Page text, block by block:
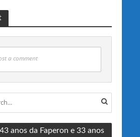
a comment
anos da Faperon e 33 anos